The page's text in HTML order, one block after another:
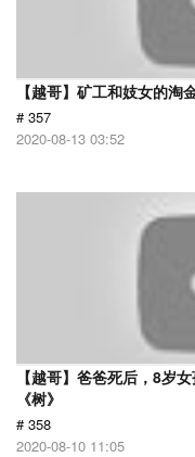
【越哥】矿工和妓女的淘
# 357
2020-08-13 03:52
【越哥】爸爸死后，8岁
《树》
# 358
2020-08-10 11:05